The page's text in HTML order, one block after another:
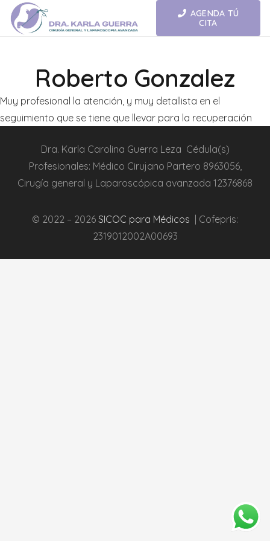
AGENDA TÚ
CITA
Roberto Gonzalez
Muy profesional la atención, y muy detallista en el
seguimiento que se tiene que llevar para la recuperación
Dra. Karla Carolina Guerra Leza Cédula(s)
Profesionales: Médico Cirujano Partero 8963056,
Cirugía general y L aparoscópica avanzada 12376868
© 2022 – 2026 SICOC para Médicos | Cofepris:
2319012002A00693